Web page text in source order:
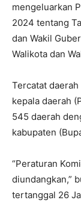
mengeluarkan
2024 tentang
dan Wakil
Walikota dan
Tercatat
kepala daerah
545 daerah
kabupaten
“Peraturan
diundangkan,”
tertanggal 26